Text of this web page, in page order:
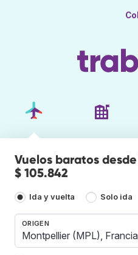
Vuelos baratos
$ 105.842
Ida y vuelta Solo ida
ORIGEN